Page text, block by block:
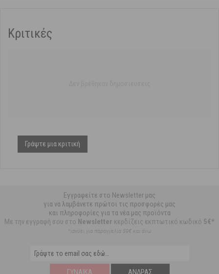
Κριτικές
Γράψτε μια κριτική
Εγγραφείτε στο Newsletter μας
για να λαμβάνετε πρώτοι τις προσφορές μας
και πληροφορίες για τα νέα μας προϊόντα
Με την εγγραφή σου στο Newsletter κερδίζεις εκπτωτικό κωδικό 5€*
*ισχύει για παραγγελία 59€ και άνω
ΓΥΝΑΊΚΑ ΆΝΔΡΑΣ